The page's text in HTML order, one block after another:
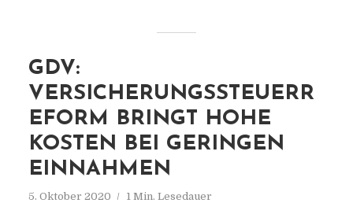
GDV:
VERSICHERUNGSSTEUERR
EFORM BRINGT HOHE
KOSTEN BEI GERINGEN
EINNAHMEN
5. Oktober 2020 1 Min. Lesedauer